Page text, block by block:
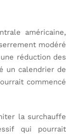
américaine,
modéré
réduction des
un calendrier de
commencé
la surchauffe
qui pourrait